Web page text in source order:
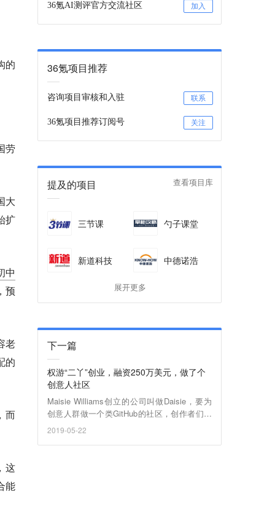
的
劳
大
扩
中
预
老
的
而
这
能
36氪AI测评官方交流社区 加入
36氪项目推荐
咨询项目审核和入驻 联系
36氪项目推荐订阅号 关注
提及的项目 查看项目库
三节课 勺子课堂
新道科技 中德诺浩
展开更多
下一篇
权游“二丫”创业，融资250万美元，做了个
创意人社区
Maisie Williams创立的公司叫做Daisie，要为
创意人群做一个类GitHub的社区，创作者们在
这里能展示他们的作品、发现新项目、通过这
2019-05-22